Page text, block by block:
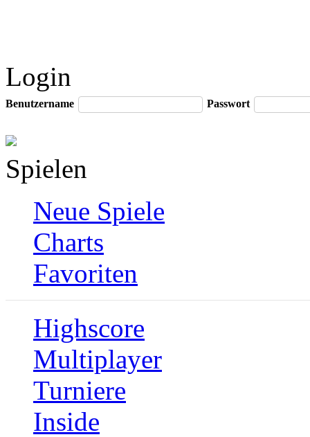
Login
Benutzername Passwort
Spielen
Neue Spiele
Charts
Favoriten
Highscore
Multiplayer
Turniere
Inside